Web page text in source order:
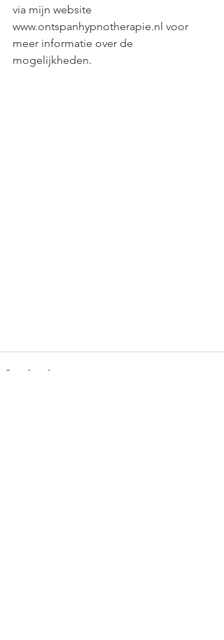
via mijn website
www.ontspanhypnotherapie.nl voor
meer informatie over de
mogelijkheden.